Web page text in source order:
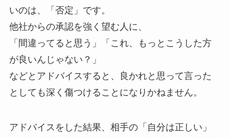
いのは、「否定」です。
他社からの承認を強く望む人に、
「間違ってると思う」「これ、もっとこうした方
が良いんじゃない？」
などとアドバイスすると、良かれと思って言った
としても深く傷つけることになりかねません。
アドバイスをした結果、相手の「自分は正しい」